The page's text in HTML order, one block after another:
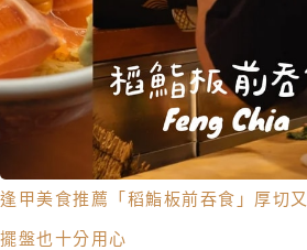
逢甲美食推薦「稻鮨板前吞食」厚切
擺盤也十分用心